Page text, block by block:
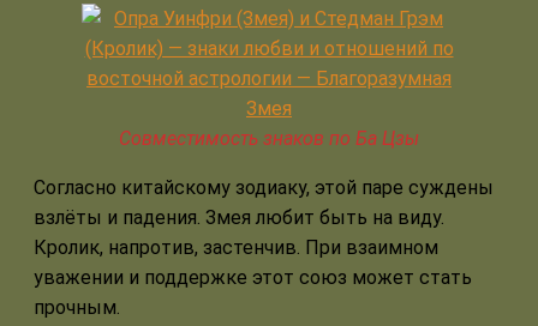
Совместимость знаков по Ба Цзы
Согласно китайскому зодиаку, этой паре суждены
взлёты и падения. Змея любит быть на виду.
Кролик, напротив, застенчив. При взаимном
уважении и поддержке этот союз может стать
прочным.